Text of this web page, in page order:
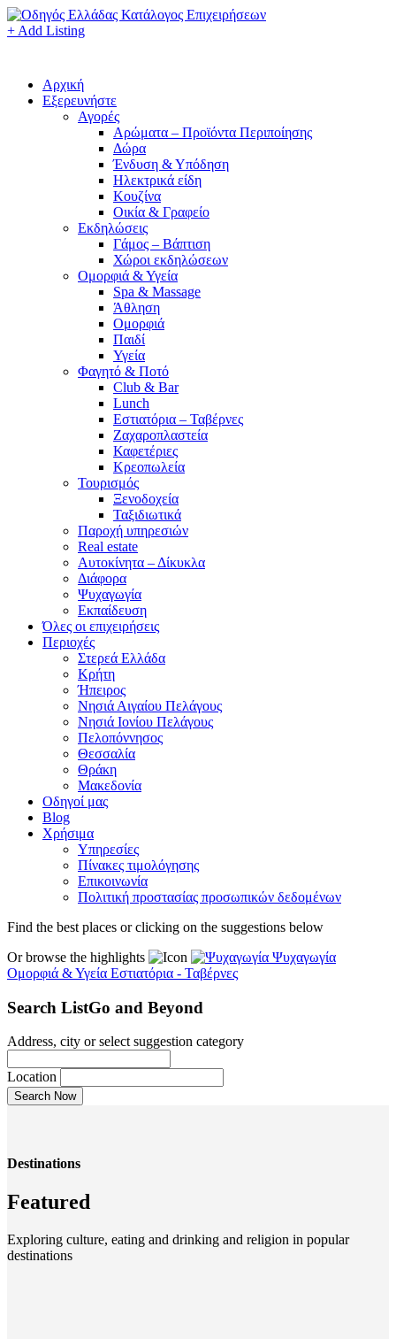
+ Add Listing
Αρχική
Εξερευνήστε
Αγορές
Αρώματα – Προϊόντα Περιποίησης
Δώρα
Ένδυση & Υπόδηση
Ηλεκτρικά είδη
Κουζίνα
Οικία & Γραφείο
Εκδηλώσεις
Γάμος – Βάπτιση
Χώροι εκδηλώσεων
Ομορφιά & Υγεία
Spa & Massage
Άθληση
Ομορφιά
Παιδί
Υγεία
Φαγητό & Ποτό
Club & Bar
Lunch
Εστιατόρια – Ταβέρνες
Ζαχαροπλαστεία
Καφετέριες
Κρεοπωλεία
Τουρισμός
Ξενοδοχεία
Ταξιδιωτικά
Παροχή υπηρεσιών
Real estate
Αυτοκίνητα – Δίκυκλα
Διάφορα
Ψυχαγωγία
Εκπαίδευση
Όλες οι επιχειρήσεις
Περιοχές
Στερεά Ελλάδα
Κρήτη
Ήπειρος
Νησιά Αιγαίου Πελάγους
Νησιά Ιονίου Πελάγους
Πελοπόννησος
Θεσσαλία
Θράκη
Μακεδονία
Οδηγοί μας
Blog
Χρήσιμα
Υπηρεσίες
Πίνακες τιμολόγησης
Επικοινωνία
Πολιτική προστασίας προσωπικών δεδομένων
Find the best places or clicking on the suggestions below
Or browse the highlights
Ψυχαγωγία
Ομορφιά & Υγεία Εστιατόρια - Ταβέρνες
Search ListGo and Beyond
Address, city or select suggestion category
Location
Destinations
Featured
Exploring culture, eating and drinking and religion in popular
destinations